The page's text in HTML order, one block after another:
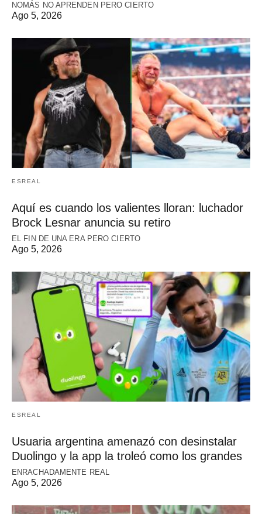
NOMÁS NO APRENDEN PERO CIERTO
Ago 5, 2026
ESREAL
Aquí es cuando los valientes lloran: luchador
Brock Lesnar anuncia su retiro
EL FIN DE UNA ERA PERO CIERTO
Ago 5, 2026
ESREAL
Usuaria argentina amenazó con desinstalar
Duolingo y la app la troleó como los grandes
ENRACHADAMENTE REAL
Ago 5, 2026